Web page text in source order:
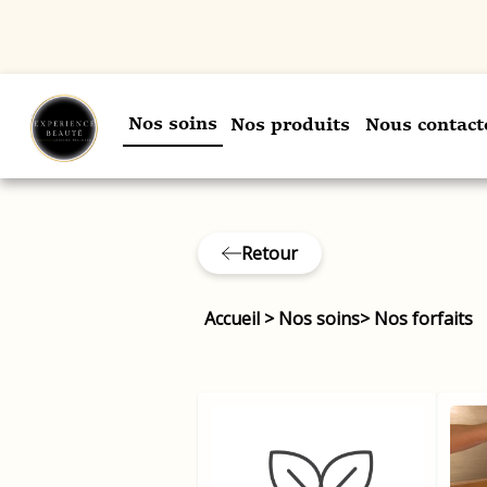
Nos soins Nos produits Nous
Retour
Accueil >Nos soins>Nos forfaits